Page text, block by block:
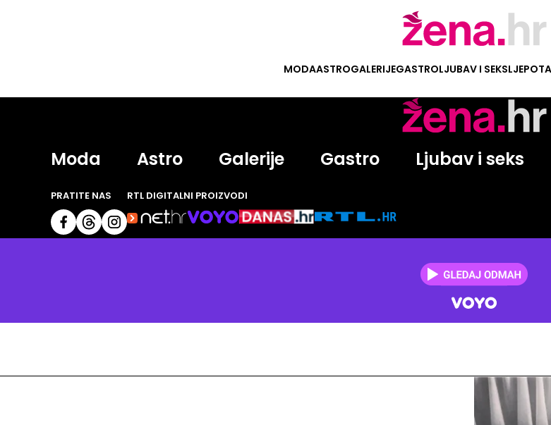
MODAASTROGALERIJEGASTROLJUBAV I SEKSLJEPOTA
Moda Astro Galerije Gastro Ljubav i seks
PRATITE NAS RTL DIGITALNI PROIZVODI